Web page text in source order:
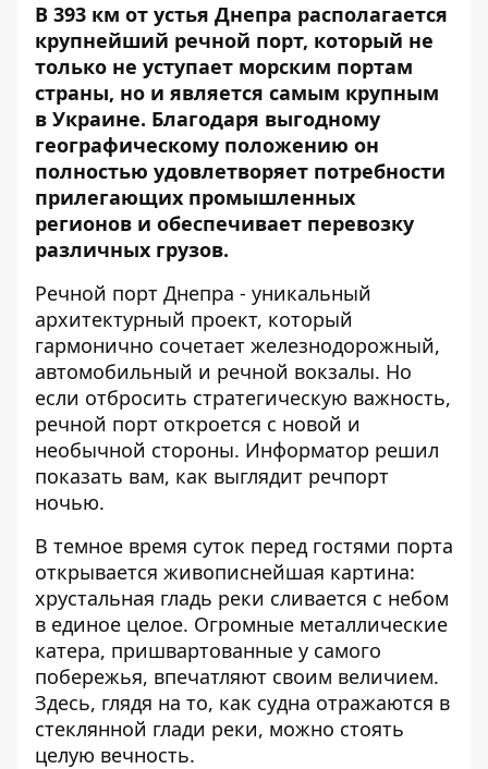
В 393 км от устья Днепра располагается
крупнейший речной порт, который не
только не уступает морским портам
страны, но и является самым крупным
в Украине. Благодаря выгодному
географическому положению он
полностью удовлетворяет потребности
прилегающих промышленных
регионов и обеспечивает перевозку
различных грузов.
Речной порт Днепра - уникальный
архитектурный проект, который
гармонично сочетает железнодорожный,
автомобильный и речной вокзалы. Но
если отбросить стратегическую важность,
речной порт откроется с новой и
необычной стороны. Информатор решил
показать вам, как выглядит речпорт
ночью.
В темное время суток перед гостями порта
открывается живописнейшая картина:
хрустальная гладь реки сливается с небом
в единое целое. Огромные металлические
катера, пришвартованные у самого
побережья, впечатляют своим величием.
Здесь, глядя на то, как судна отражаются в
стеклянной глади реки, можно стоять
целую вечность.